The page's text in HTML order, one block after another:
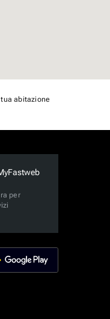
abitazione
per